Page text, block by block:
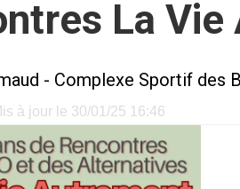
La
- Complexe Sportif des
à jour le 30/01/25 16:46